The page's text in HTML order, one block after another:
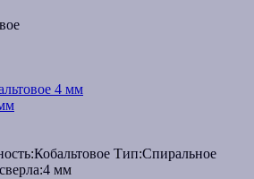
Кобальтовое Тип:Спиральное
4 мм